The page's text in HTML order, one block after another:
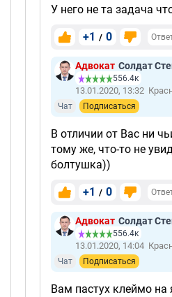
У него не та задача
+1 / 0
Адвокат Солдат
556.4к
13.01.2020, 13:32
Чат Подписаться
В отличии от Вас ни
тому же, что-то не
болтушка))
+1 / 0
Адвокат Солдат
556.4к
13.01.2020, 14:04
Чат Подписаться
Вам пастух клеймо на